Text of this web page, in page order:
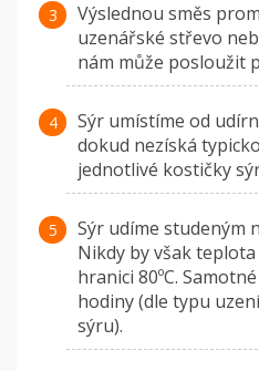
Výslednou směs
uzenářské střevo
nám může posloužit
Sýr umístíme od
dokud nezíská
jednotlivé kostičky
Sýr udíme studeným
Nikdy by však
hranici 80ºC.
hodiny (dle typu
sýru).